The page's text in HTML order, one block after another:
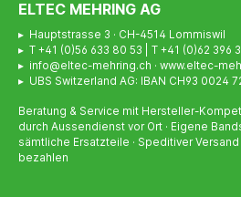
ELTEC MEHRING AG
▸ Hauptstrasse 3 · CH-4514 Lommiswil
▸ T +41 (0)56 633 80 53 | T +41 (0)62 396
▸ info@eltec-mehring.ch · www.eltec-
▸ UBS Switzerland AG: IBAN CH93 0024
Beratung & Service mit Hersteller-
durch Aussendienst vor Ort · Eigene
sämtliche Ersatzteile · Speditiver
bezahlen